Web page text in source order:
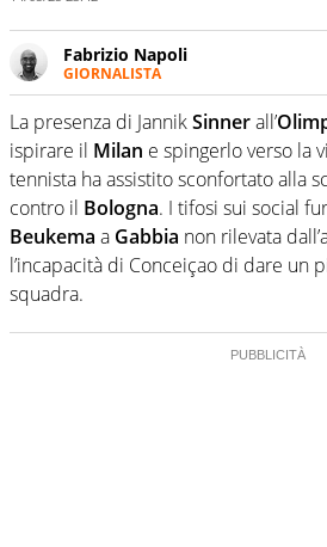
Fabrizio Napoli
GIORNALISTA
Giornalista professionista, per
il calcio ma è con la pallanuoto
passioni. Cura la
grande festival di waterpolo
La presenza di JannikSinnerall’
ispirare il Milan e spingerlo verso la
tennista ha assistito sconfortato alla
contro il Bologna. I tifosi sui social
Beukema a Gabbia non rilevata
l’incapacità di Conceiçao di dare un
squadra.